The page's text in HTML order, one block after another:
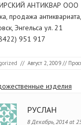
АНТИКВАР ООО
продажа
Энгельса ул. 21
951 917
// Август 2, 2009//
изделия
РУСЛАН
8 Декабрь, 2014 at